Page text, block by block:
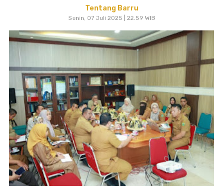
Tentang Barru
Senin, 07 Juli 2025 | 22.59 WIB